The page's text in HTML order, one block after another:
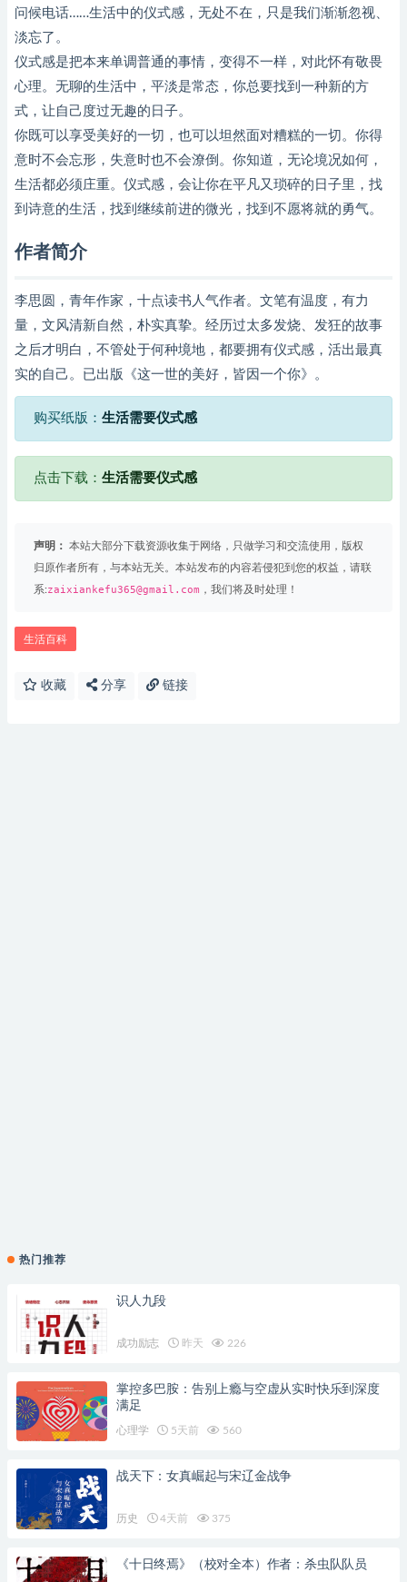
问候电话……生活中的仪式感，无处不在，只是我们渐渐忽视、
淡忘了。
仪式感是把本来单调普通的事情，变得不一样，对此怀有敬畏
心理。无聊的生活中，平淡是常态，你总要找到一种新的方
式，让自己度过无趣的日子。
你既可以享受美好的一切，也可以坦然面对糟糕的一切。你得
意时不会忘形，失意时也不会潦倒。你知道，无论境况如何，
生活都必须庄重。仪式感，会让你在平凡又琐碎的日子里，找
到诗意的生活，找到继续前进的微光，找到不愿将就的勇气。
作者简介
李思圆，青年作家，十点读书人气作者。文笔有温度，有力
量，文风清新自然，朴实真挚。经历过太多发烧、发狂的故事
之后才明白，不管处于何种境地，都要拥有仪式感，活出最真
实的自己。已出版《这一世的美好，皆因一个你》。
购买纸版： 生活需要仪式感
点击下载： 生活需要仪式感
声明： 本站大部分下载资源收集于网络，只做学习和交流使用，版权
归原作者所有，与本站无关。本站发布的内容若侵犯到您的权益，请联
系:zaixiankefu365@gmail.com ，我们将及时处理！
生活百科
收藏 分享 链接
热门推荐
识人九段
成功励志 昨天 226
掌控多巴胺：告别上瘾与空虚从实时快乐到深度
满足
心理学 5天前 560
战天下：女真崛起与宋辽金战争
历史 4天前 375
《十日终焉》（校对全本）作者：杀虫队队员